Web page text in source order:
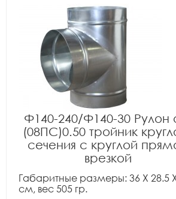
Ф140-240/Ф140-30 Рулон
(08ПС)0.50 тройник
сечения с круглой
врезкой
Габаритные размеры: 36 X 28.5
см, вес 505 гр.